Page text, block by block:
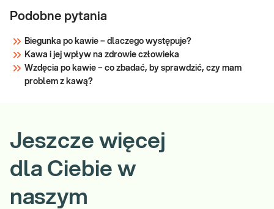
Podobne pytania
Biegunka po kawie – dlaczego występuje?
Kawa i jej wpływ na zdrowie człowieka
Wzdęcia po kawie – co zbadać, by sprawdzić, czy mam
problem z kawą?
Jeszcze więcej
dla Ciebie w
naszym